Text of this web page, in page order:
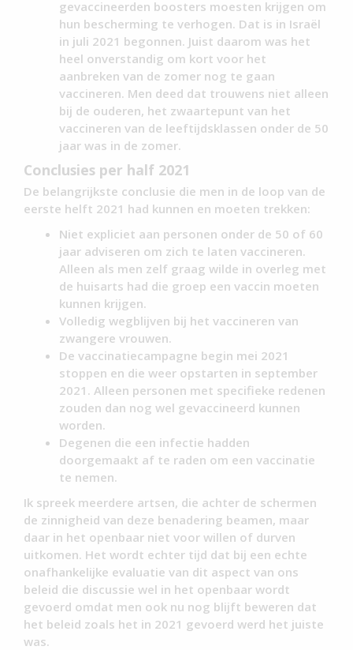
gevaccineerden boosters moesten krijgen om
hun bescherming te verhogen. Dat is in Israël
in juli 2021 begonnen. Juist daarom was het
heel onverstandig om kort voor het
aanbreken van de zomer nog te gaan
vaccineren. Men deed dat trouwens niet alleen
bij de ouderen, het zwaartepunt van het
vaccineren van de leeftijdsklassen onder de 50
jaar was in de zomer.
Conclusies per half 2021
De belangrijkste conclusie die men in de loop van de
eerste helft 2021 had kunnen en moeten trekken:
Niet expliciet aan personen onder de 50 of 60
jaar adviseren om zich te laten vaccineren.
Alleen als men zelf graag wilde in overleg met
de huisarts had die groep een vaccin moeten
kunnen krijgen.
Volledig wegblijven bij het vaccineren van
zwangere vrouwen.
De vaccinatiecampagne begin mei 2021
stoppen en die weer opstarten in september
2021. Alleen personen met specifieke redenen
zouden dan nog wel gevaccineerd kunnen
worden.
Degenen die een infectie hadden
doorgemaakt af te raden om een vaccinatie
te nemen.
Ik spreek meerdere artsen, die achter de schermen
de zinnigheid van deze benadering beamen, maar
daar in het openbaar niet voor willen of durven
uitkomen. Het wordt echter tijd dat bij een echte
onafhankelijke evaluatie van dit aspect van ons
beleid die discussie wel in het openbaar wordt
gevoerd omdat men ook nu nog blijft beweren dat
het beleid zoals het in 2021 gevoerd werd het juiste
was.